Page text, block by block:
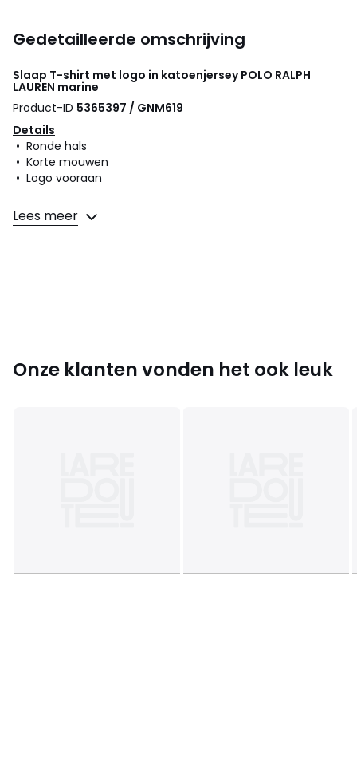
Gedetailleerde omschrijving
Slaap T-shirt met logo in katoenjerseyPOLO RALPH
LAUREN marine
Product-ID 5365397 / GNM619
Details
• Ronde hals
• Korte mouwen
• Logo vooraan
Samenstelling en onderhoud
• 100% katoen
Lees meer
Onze klanten vonden het ook leuk